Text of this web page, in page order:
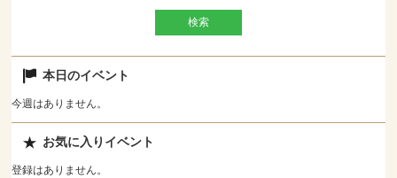
本日のイベント
今週はありません。
お気に入りイベント
登録はありません。